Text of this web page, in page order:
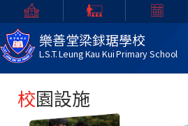
樂善堂梁銶琚學校
L.S.T. Leung Kau Kui Primary School
校園設施